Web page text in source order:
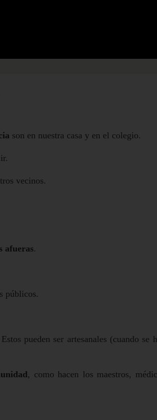
son en nuestra casa y en el colegio.
vecinos.
afueras.
públicos.
pueden ser artesanales (cuando se
, como hacen los maestros,